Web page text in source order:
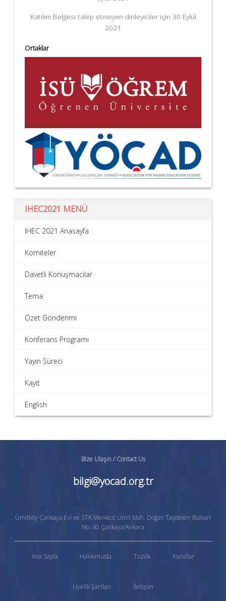
Katılım Belgesi talep etmeyen dinleyiciler için 30 Eylül
2021
Ortaklar
IHEC2021 MENÜ
IHEC 2021 Anasayfa
Komiteler
Davetli Konuşmacılar
Tema
Özet Gönderimi
Konferans Programı
Yayın Süreci
Kayıt
English
Bize Ulaşın / Contact Us
bilgi@yocad.org.tr
Ümitköy Çankaya Evi ve STK Merkezi Ümit Mah. Doğan Taşdelen Bulvarı
No: 40 Çankaya/Ankara
Ana Sayfa Hakkımızda Tüzük Kurullar
Üyelik Şartları İletişim